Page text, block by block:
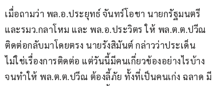
เมื่อถามว่า พล.อ.ประยุทธ์ จันทร์โอชา นายกรัฐมนตรี
และรมว.กลาโหม และ พล.อ.ประวิตร ให้ พล.ต.ต.ปวีณ
ติดต่อกลับมาโดยตรง นายรังสิมันต์ กล่าวว่าประเด็น
ไม่ใช่เรื่องการติดต่อ แต่วันนี้มีคนเกี่ยวข้องอย่างไรบ้าง
จนทำให้ พล.ต.ต.ปวีณ ต้องลี้ภัย ทั้งที่เป็นคนเก่ง ฉลาด มี